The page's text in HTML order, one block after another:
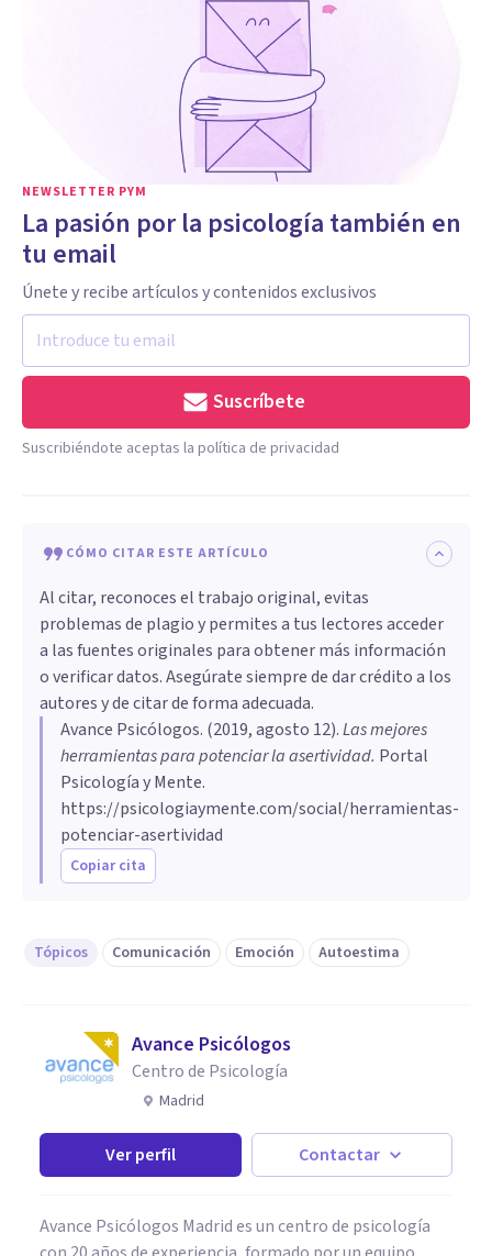
NEWSLETTER PYM
La pasión por la psicología también en
tu email
Únete y recibe artículos y contenidos exclusivos
Suscríbete
Suscribiéndote aceptas la política de privacidad
CÓMO CITAR ESTE ARTÍCULO
Al citar, reconoces el trabajo original, evitas
problemas de plagio y permites a tus lectores acceder
a las fuentes originales para obtener más información
o verificar datos. Asegúrate siempre de dar crédito a los
autores y de citar de forma adecuada.
Avance Psicólogos. (2019, agosto 12).Las mejores
herramientas para potenciar la asertividad. Portal
Psicología y Mente.
https://psicologiaymente.com/social/herramientas-
potenciar-asertividad
Copiar cita
Tópicos Comunicación Emoción Autoestima
Avance Psicólogos
Centro de Psicología
Madrid
Ver perfil Contactar
Avance Psicólogos Madrid es un centro de psicología